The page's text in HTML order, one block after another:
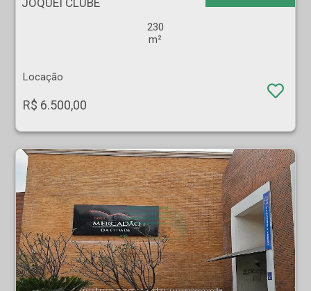
230
m²
Locação
R$ 6.500,00